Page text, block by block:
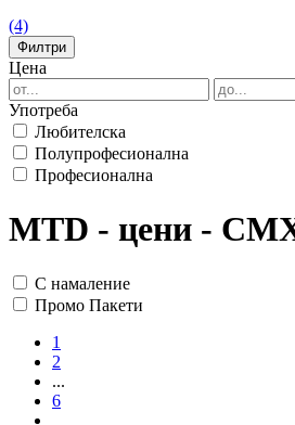
(4)
Филтри
Цена
Употреба
Любителска
Полупрофесионална
Професионална
MTD - цени -
С намаление
Промо Пакети
1
2
...
6